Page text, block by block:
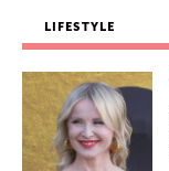
LIFESTYLE